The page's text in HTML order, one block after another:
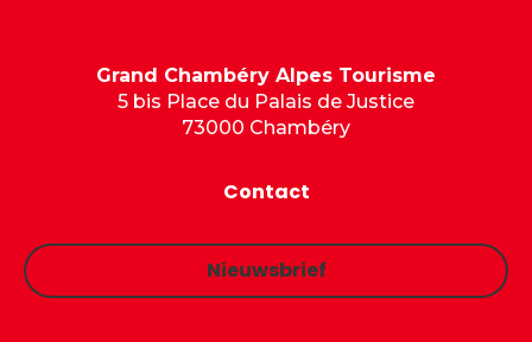
Grand Chambéry Alpes Tourisme
5 bis Place du Palais de Justice
73000 Chambéry
Contact
Nieuwsbrief